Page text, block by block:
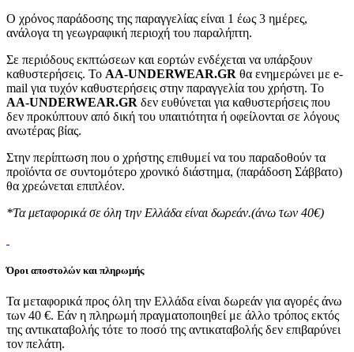
Ο χρόνος παράδοσης της παραγγελίας είναι 1 έως 3 ημέρες,
ανάλογα τη γεωγραφική περιοχή του παραλήπτη.
Σε περιόδους εκπτώσεων και εορτών ενδέχεται να υπάρξουν
καθυστερήσεις. Το AA-UNDERWEAR.GR θα ενημερώνει με e-
mail για τυχόν καθυστερήσεις στην παραγγελία του χρήστη. Το
AA-UNDERWEAR.GR δεν ευθύνεται για καθυστερήσεις που
δεν προκύπτουν από δική του υπαιτιότητα ή οφείλονται σε λόγους
ανωτέρας βίας.
Στην περίπτωση που ο χρήστης επιθυμεί να του παραδοθούν τα
προϊόντα σε συντομότερο χρονικό διάστημα, (παράδοση Σάββατο)
θα χρεώνεται επιπλέον.
*Τα μεταφορικά σε όλη την Ελλάδα είναι δωρεάν.(άνω των 40€)
Όροι αποστολών και πληρωμής
Τα μεταφορικά προς όλη την Ελλάδα είναι δωρεάν για αγορές άνω
των 40 €. Εάν η πληρωμή πραγματοποιηθεί με άλλο τρόπος εκτός
της αντικαταβολής τότε το ποσό της αντικαταβολής δεν επιβαρύνει
τον πελάτη.